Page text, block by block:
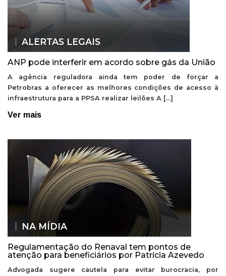
ALERTAS LEGAIS
ANP pode interferir em acordo sobre gás da União
A agência reguladora ainda tem poder de forçar a
Petrobras a oferecer as melhores condições de acesso à
infraestrutura para a PPSA realizar leilões A […]
Ver mais
NA MÍDIA
Regulamentação do Renaval tem pontos de
atenção para beneficiários por Patrícia Azevedo
Advogada sugere cautela para evitar burocracia, por